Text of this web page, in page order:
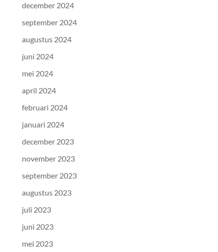
december 2024
september 2024
augustus 2024
juni 2024
mei 2024
april 2024
februari 2024
januari 2024
december 2023
november 2023
september 2023
augustus 2023
juli 2023
juni 2023
mei 2023